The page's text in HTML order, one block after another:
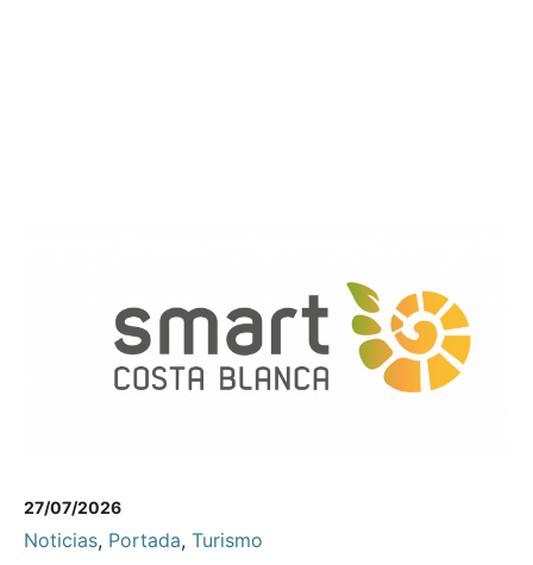
27/07/2026
Noticias, Portada, Turismo